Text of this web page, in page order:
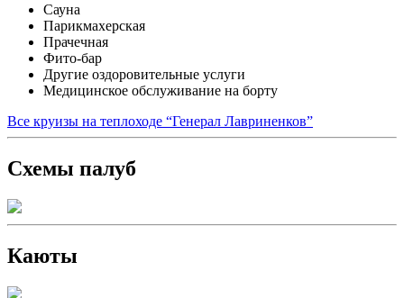
Сауна
Парикмахерская
Прачечная
Фито-бар
Другие оздоровительные услуги
Медицинское обслуживание на борту
Все круизы на теплоходе “Генерал Лавриненков”
Схемы палуб
Каюты